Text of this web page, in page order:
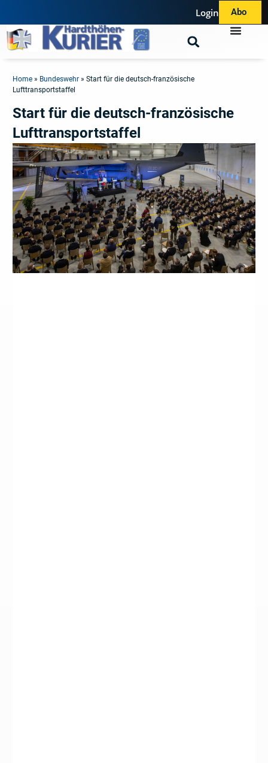
Login Abo
Home » Bundeswehr »Start für die deutsch-französische
Lufttransportstaffel
Start für die deutsch-französische
Lufttransportstaffel